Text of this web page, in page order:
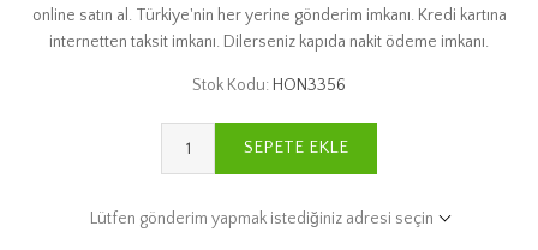
online satın al. Türkiye'nin her yerine gönderim imkanı. Kredi kartına
internetten taksit imkanı. Dilerseniz kapıda nakit ödeme imkanı.
Stok Kodu: HON3356
SEPETE EKLE
Lütfen gönderim yapmak istediğiniz adresi seçin